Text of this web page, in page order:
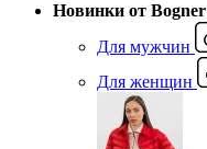
Новинки от Bogner
Для мужчин
Для женщин